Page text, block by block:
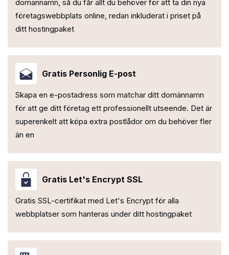
domännamn, så du får allt du behöver för att ta din nya
företagswebbplats online, redan inkluderat i priset på
ditt hostingpaket
Gratis Personlig E-post
Skapa en e-postadress som matchar ditt domännamn
för att ge ditt företag ett professionellt utseende. Det är
superenkelt att köpa extra postlådor om du behöver fler
än en
Gratis Let's Encrypt SSL
Gratis SSL-certifikat med Let's Encrypt för alla
webbplatser som hanteras under ditt hostingpaket